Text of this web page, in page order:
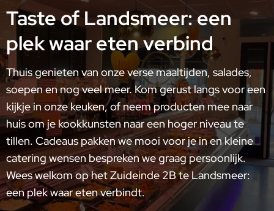
Taste of Landsmeer: een
plek waar eten verbind
Thuis genieten van onze verse maaltijden, salades,
soepen en nog veel meer. Kom gerust langs voor een
kijkje in onze keuken, of neem producten mee naar
huis om je kookkunsten naar een hoger niveau te
tillen. Cadeaus pakken we mooi voor je in en kleine
catering wensen bespreken we graag persoonlijk.
Wees welkom op het Zuideinde 2B te Landsmeer:
een plek waar eten verbindt.